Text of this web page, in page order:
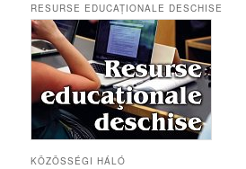
RESURSE EDUCAȚIONALE DESCHISE
KÖZÖSSÉGI HÁLÓ